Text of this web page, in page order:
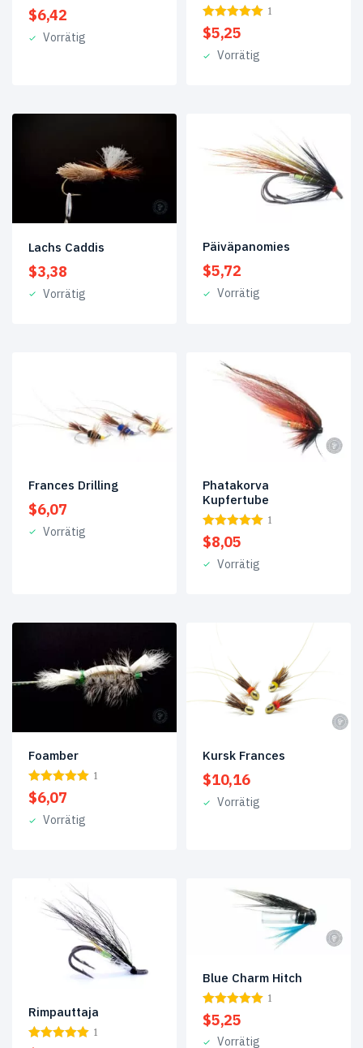
(96)
(155)
(3)
(11)
$6,42
Vorrätig
1
$5,25
Vorrätig
Lachs Caddis
$3,38
Vorrätig
Päiväpanomies
$5,72
Vorrätig
Frances Drilling
$6,07
Vorrätig
Phatakorva
Kupfertube
1
$8,05
Vorrätig
Foamber
1
$6,07
Vorrätig
Kursk Frances
$10,16
Vorrätig
Rimpauttaja
1
Blue Charm Hitch
1
$5,25
Vorrätig